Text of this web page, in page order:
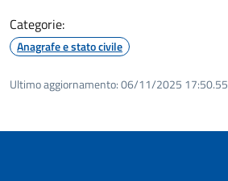
Categorie:
Anagrafe e stato civile
Ultimo aggiornamento:06/11/2025 17:50.55